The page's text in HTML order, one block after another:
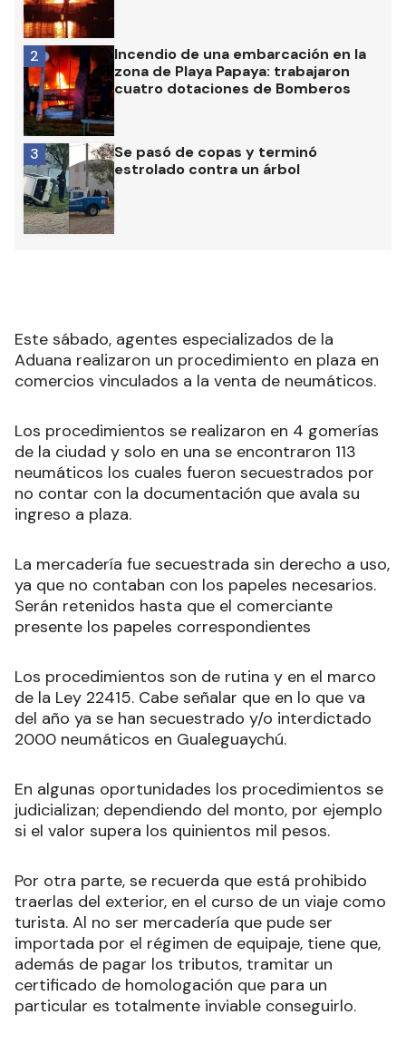
Incendio de una embarcación en la
zona de Playa Papaya: trabajaron
cuatro dotaciones de Bomberos
2
Se pasó de copas y terminó
estrolado contra un árbol
3
Este sábado, agentes especializados de la
Aduana realizaron un procedimiento en plaza en
comercios vinculados a la venta de neumáticos.
Los procedimientos se realizaron en 4 gomerías
de la ciudad y solo en una se encontraron 113
neumáticos los cuales fueron secuestrados por
no contar con la documentación que avala su
ingreso a plaza.
La mercadería fue secuestrada sin derecho a uso,
ya que no contaban con los papeles necesarios.
Serán retenidos hasta que el comerciante
presente los papeles correspondientes
Los procedimientos son de rutina y en el marco
de la Ley 22415. Cabe señalar que en lo que va
del año ya se han secuestrado y/o interdictado
2000 neumáticos en Gualeguaychú.
En algunas oportunidades los procedimientos se
judicializan; dependiendo del monto, por ejemplo
si el valor supera los quinientos mil pesos.
Por otra parte, se recuerda que está prohibido
traerlas del exterior, en el curso de un viaje como
turista. Al no ser mercadería que pude ser
importada por el régimen de equipaje, tiene que,
además de pagar los tributos, tramitar un
certificado de homologación que para un
particular es totalmente inviable conseguirlo.